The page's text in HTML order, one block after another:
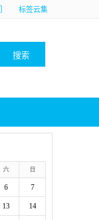
标签云集
六 日
6 7
13 14